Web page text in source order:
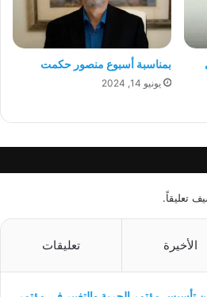
بمناسبة أسبوع منصور حكمت
يونيو 14, 2024
تعليقاً.
الأخيرة تعليقات